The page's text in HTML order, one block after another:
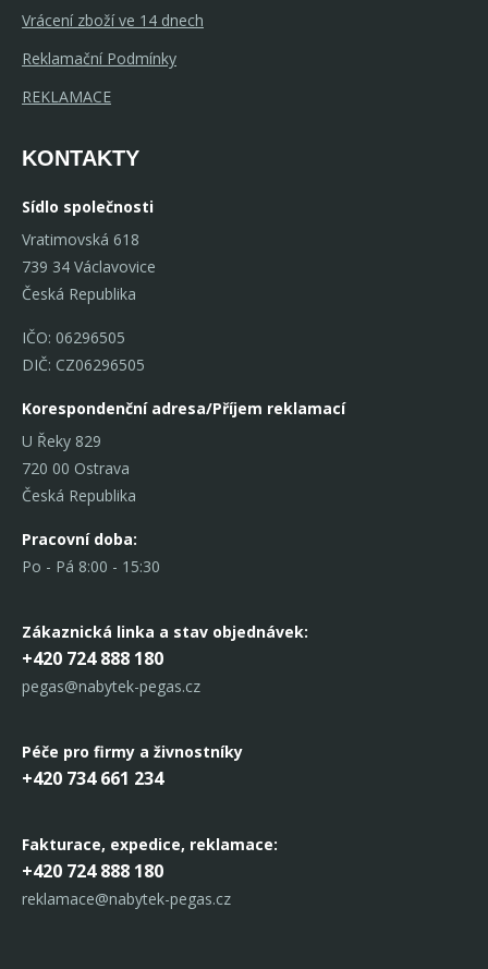
Vrácení zboží ve 14 dnech
Reklamační Podmínky
REKLAMACE
KONTAKTY
Sídlo společnosti
Vratimovská 618
739 34 Václavovice
Česká Republika
IČO: 06296505
DIČ: CZ06296505
Korespondenční adresa/Příjem reklamací
U Řeky 829
720 00 Ostrava
Česká Republika
Pracovní doba:
Po - Pá 8:00 - 15:30
Zákaznická linka a stav objednávek:
+420 724 888 180
pegas@nabytek-pegas.cz
Péče pro firmy a živnostníky
+420 734 661 234
Fakturace, expedice, reklamace:
+420 724 888 180
reklamace@nabytek-pegas.cz